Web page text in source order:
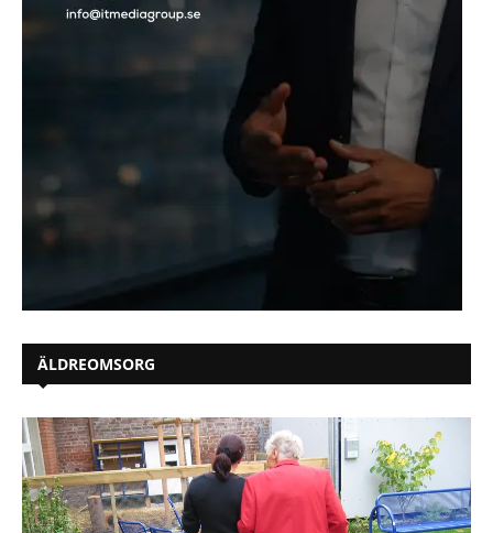
ÄLDREOMSORG